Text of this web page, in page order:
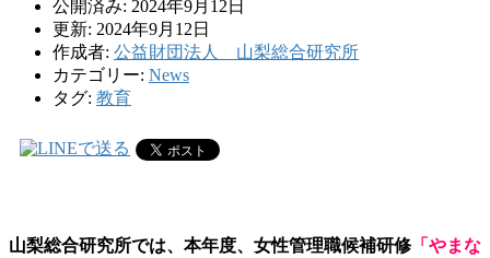
公開済み: 2024年9月12日
更新: 2024年9月12日
作成者: 公益財団法人 山梨総合研究所
カテゴリー: News
タグ: 教育
山梨総合研究所では、本年度、女性管理職候補研修 「やまな